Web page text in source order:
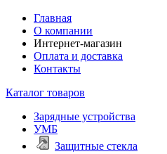
Главная
О компании
Интернет-магазин
Оплата и доставка
Контакты
Каталог товаров
Зарядные устройства
УМБ
Защитные стекла